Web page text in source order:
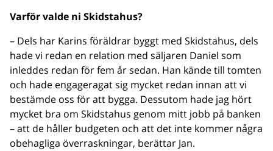
Varför valde ni Skidstahus?
– Dels har Karins föräldrar byggt med Skidstahus, dels
hade vi redan en relation med säljaren Daniel som
inleddes redan för fem år sedan. Han kände till tomten
och hade engageragat sig mycket redan innan att vi
bestämde oss för att bygga. Dessutom hade jag hört
mycket bra om Skidstahus genom mitt jobb på banken
– att de håller budgeten och att det inte kommer några
obehagliga överraskningar, berättar Jan.